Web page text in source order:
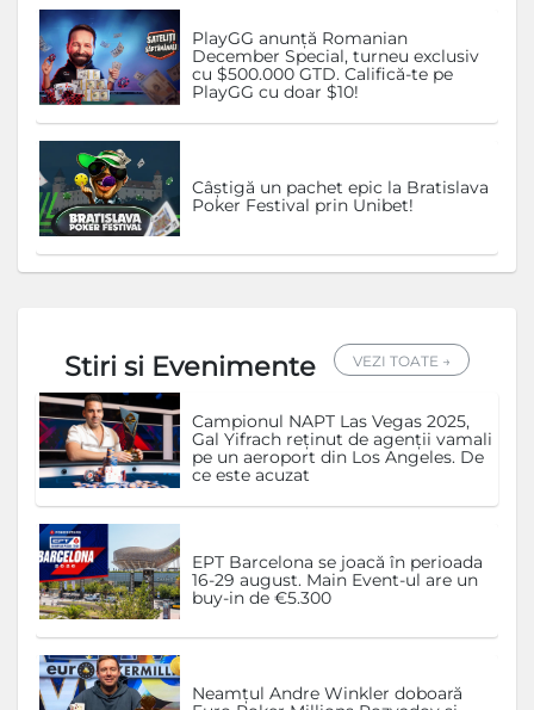
PlayGG anunță Romanian
December Special, turneu exclusiv
cu $500.000 GTD. Califică-te pe
PlayGG cu doar $10!
Câștigă un pachet epic la Bratislava
Poker Festival prin Unibet!
Stiri si Evenimente VEZI TOATE →
Campionul NAPT Las Vegas 2025,
Gal Yifrach reținut de agenții vamali
pe un aeroport din Los Angeles. De
ce este acuzat
EPT Barcelona se joacă în perioada
16-29 august. Main Event-ul are un
buy-in de €5.300
Neamțul Andre Winkler doboară